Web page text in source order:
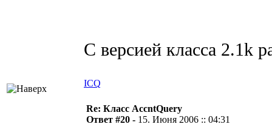
С версией класса 2.1k
ICQ
Re: Класс AccntQuery
Ответ #20 - 15. Июня 2006 :: 04:31